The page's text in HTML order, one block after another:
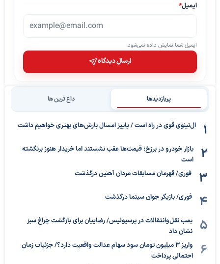
ایمیل*
ایمیل شما نمایش داده نمی‌شود.
ارسال دیدگاه
پربازدیدها داغ ترین ها
ال‌نینوی قوی در راه است / پاییز امسال بارش‌های بهتری خواهیم داشت
بازار خودرو در برزخ؛ قیمت‌ها عقب نشستند اما خریدار هنوز برنگشته
است
فوری/ قهرمان مسابقات مردان آهنین درگذشت
فوری/ بازیگر جوان سینما درگذشت
بمب نقل‌وانتقالات در پرسپولیس/ رضاییان برای بازگشت چراغ سبز
نشان داد
واریز ۳ میلیون تومان سود سهام عدالت واقعیت دارد؟/ جزئیات زمان
احتمالی پرداخت